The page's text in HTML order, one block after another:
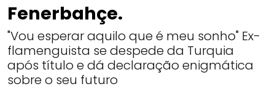
Fenerbahçe.
"Vou esperar aquilo que é meu sonho" Ex-
flamenguista se despede da Turquia
após título e dá declaração enigmática
sobre o seu futuro